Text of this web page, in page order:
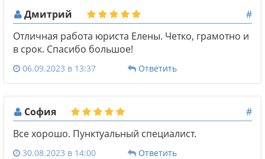
Дмитрий
#
Отличная работа юриста Елены. Четко, грамотно и
в срок. Спасибо большое!
06.09.2023 в 13:37 Ответить
София
#
Все хорошо. Пунктуальный специалист.
30.08.2023 в 14:00 Ответить